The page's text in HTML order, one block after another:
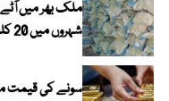
ملک بھر میں
شہروں میں 20 کلو تھیلا 100 روپے تک مہنگا
سونے کی قیمت